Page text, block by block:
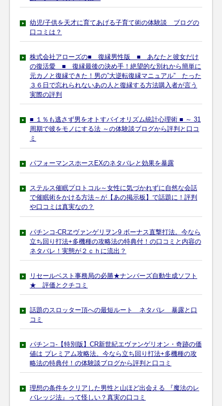
幼児/子供を天才に育てあげる子育て術の体験談 ブログの
口コミは？
株式会社アローズの■ 復縁男性版 ■ あなたと彼女だけ
の復活愛 ■ 復縁最後の決め手！絶望的な別れから簡単に
元カノと復縁できた！男の”大逆転復縁マニュアル” たった
３６日で忘れられないあの人と復縁する方法購入者が言う
実際の評判
■ １％も逃さず男をオトすバイオリズム統計心理術 ■ ～ 31
周期で彼をモノにする法 ～の体験談ブログから評判と口コ
ミ
パフォーマンスホースEXのネタバレと効果を暴露
ステルス催眠プロトコル～女性に気づかれずに自然な会話
で催眠術をかける方法～が【あの掲示板】で話題に！評判
や口コミは真実なの？
パチンコ-CRヱヴァンゲリヲン9 ボーナス直撃打法。今なら
立ち回り打法+多機種の攻略法の特典付！の口コミと内容の
ネタバレ！実態が２ｃｈに流出？
リセールベスト事務局の必勝★ナンバーズ自動生成ソフト
★ 評価とクチコミ
話題のスロッター頂への最短ルート ネタバレ 暴露と口
コミ
パチンコ-【特別版】CR新世紀エヴァンゲリオン・奇跡の価
値は プレミアム攻略法。今なら立ち回り打法+多機種の攻
略法の特典付！の体験談ブログから評判と口コミ
理想の条件をクリアした男性と山ほど出会える 『魔法のレ
バレッジ法』って怪しい？真実の口コミ